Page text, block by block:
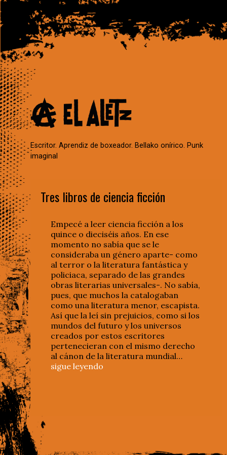
Escritor. Aprendiz de boxeador. Bellako onírico. Punk
imaginal
Tres libros de ciencia ficción
Empecé a leer ciencia ficción a los
quince o dieciséis años. En ese
momento no sabía que se le
consideraba un género aparte- como
al terror o la literatura fantástica y
policiaca, separado de las grandes
obras literarias universales-. No sabía,
pues, que muchos la catalogaban
como una literatura menor, escapista.
Así que la leí sin prejuicios, como si los
mundos del futuro y los universos
creados por estos escritores
pertenecieran con el mismo derecho
al cánon de la literatura mundial…
sigue leyendo